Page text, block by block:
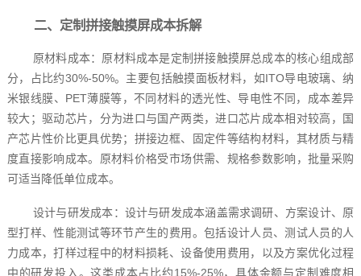
二、定制拼接触摸屏成本拆解
原材料成本：原材料成本是定制拼接触摸屏总成本的核心组成部
分，占比约30%-50%。主要包括触摸面板材料，如ITO导电玻璃、纳
米银线膜、PET薄膜等，不同材料的透光性、导电性不同，成本差异
较大；驱动芯片，分为进口与国产两类，进口芯片成本相对较高，国
产芯片性价比更具优势；拼接边框、固定件等结构材料，其材质与精
度直接影响成本。原材料价格受市场供需、规格参数影响，批量采购
可适当降低单位成本。
设计与研发成本：设计与研发成本涵盖需求调研、方案设计、原
型打样、性能测试等环节产生的费用。包括设计人员、测试人员的人
力成本，打样过程中的材料损耗、设备使用费用，以及方案优化过程
中的研发投入。这类成本占比约15%-25%，具体金额与定制难度相